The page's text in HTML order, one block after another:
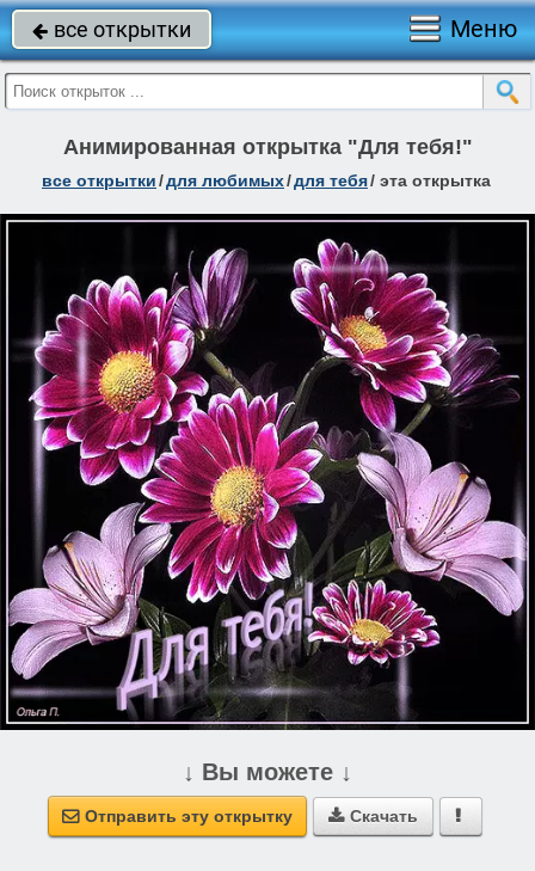
 все открытки Меню
Анимированная открытка "Для тебя!"
все открытки/для любимых/для тебя/ эта открытка
↓ Вы можете ↓
 Отправить эту открытку  Скачать 